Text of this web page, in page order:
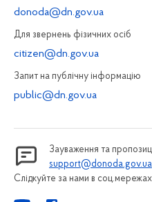
donoda@dn.gov.ua
Для звернень фізичних осiб
citizen@dn.gov.ua
Запит на публiчну інформацiю
public@dn.gov.ua
Зауваження та
support@donoda.gov.ua
Слідкуйте за нами в